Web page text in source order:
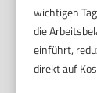
wichtigen
die
einführt,
direkt auf